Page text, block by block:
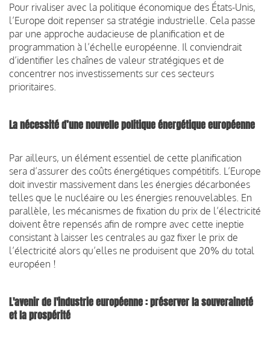
Pour rivaliser avec la politique économique des États-Unis,
l’Europe doit repenser sa stratégie industrielle. Cela passe
par une approche audacieuse de planification et de
programmation à l’échelle européenne. Il conviendrait
d’identifier les chaînes de valeur stratégiques et de
concentrer nos investissements sur ces secteurs
prioritaires.
La nécessité d’une nouvelle politique énergétique européenne
Par ailleurs, un élément essentiel de cette planification
sera d’assurer des coûts énergétiques compétitifs. L’Europe
doit investir massivement dans les énergies décarbonées
telles que le nucléaire ou les énergies renouvelables. En
parallèle, les mécanismes de fixation du prix de l’électricité
doivent être repensés afin de rompre avec cette ineptie
consistant à laisser les centrales au gaz fixer le prix de
l’électricité alors qu’elles ne produisent que 20% du total
européen !
L'avenir de l'industrie européenne : préserver la souveraineté
et la prospérité